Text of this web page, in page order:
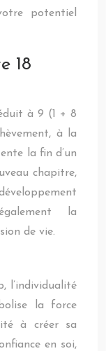
potentiel
18
à 9 (1 + 8
à la
la fin d’un
chapitre,
la
de vie.
l’individualité
la force
à créer sa
en soi,